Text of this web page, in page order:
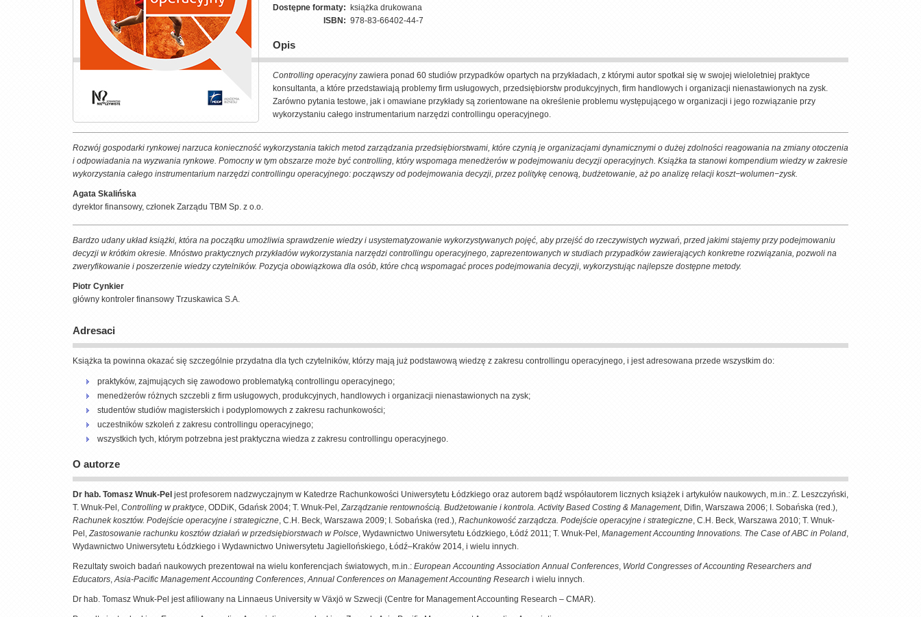
Dostępne formaty: książka drukowana
ISBN: 978-83-66402-44-7
Opis
Controlling operacyjnyzawiera ponad 60 studiów przypadków opartych na przykładach, z którymi autor spotkał się w swojej wieloletniej praktyce
konsultanta, a które przedstawiają problemy firm usługowych, przedsiębiorstw produkcyjnych, firm handlowych i organizacji nienastawionych na zysk.
Zarówno pytania testowe, jak i omawiane przykłady są zorientowane na określenie problemu występującego w organizacji i jego rozwiązanie przy
wykorzystaniu całego instrumentarium narzędzi controllingu operacyjnego.
Rozwój gospodarki rynkowej narzuca konieczność wykorzystania takich metod zarządzania przedsiębiorstwami, które czynią je organizacjami dynamicznymi o dużej zdolności reagowania na zmiany otoczenia
i odpowiadania na wyzwania rynkowe. Pomocny w tym obszarze może być controlling, który wspomaga menedżerów w podejmowaniu decyzji operacyjnych. Książka ta stanowi kompendium wiedzy w zakresie
wykorzystania całego instrumentarium narzędzi controllingu operacyjnego: począwszy od podejmowania decyzji, przez politykę cenową, budżetowanie, aż po analizę relacji koszt−wolumen−zysk.
Agata Skalińska
dyrektor finansowy, członek Zarządu TBM Sp. z o.o.
Bardzo udany układ książki, która na początku umożliwia sprawdzenie wiedzy i usystematyzowanie wykorzystywanych pojęć, aby przejść do rzeczywistych wyzwań, przed jakimi stajemy przy podejmowaniu
decyzji w krótkim okresie. Mnóstwo praktycznych przykładów wykorzystania narzędzi controllingu operacyjnego, zaprezentowanych w studiach przypadków zawierających konkretne rozwiązania, pozwoli na
zweryfikowanie i poszerzenie wiedzy czytelników. Pozycja obowiązkowa dla osób, które chcą wspomagać proces podejmowania decyzji, wykorzystując najlepsze dostępne metody.
Piotr Cynkier
główny kontroler finansowy Trzuskawica S.A.
Adresaci
Książka ta powinna okazać się szczególnie przydatna dla tych czytelników, którzy mają już podstawową wiedzę z zakresu controllingu operacyjnego, i jest adresowana przede wszystkim do:
praktyków, zajmujących się zawodowo problematyką controllingu operacyjnego;
menedżerów różnych szczebli z firm usługowych, produkcyjnych, handlowych i organizacji nienastawionych na zysk;
studentów studiów magisterskich i podyplomowych z zakresu rachunkowości;
uczestników szkoleń z zakresu controllingu operacyjnego;
wszystkich tych, którym potrzebna jest praktyczna wiedza z zakresu controllingu operacyjnego.
O autorze
Dr hab. Tomasz Wnuk-Pel jest profesorem nadzwyczajnym w Katedrze Rachunkowości Uniwersytetu Łódzkiego oraz autorem bądź współautorem licznych książek i artykułów naukowych, m.in.: Z. Leszczyński,
T. Wnuk-Pel, Controlling w praktyce , ODDiK, Gdańsk 2004; T. Wnuk-Pel, Zarządzanie rentownością. Budżetowanie i kontrola. Activity Based Costing & Management, Difin, Warszawa 2006; I. Sobańska (red.),
Rachunek kosztów. Podejście operacyjne i strategiczne , C.H. Beck, Warszawa 2009; I. Sobańska (red.), Rachunkowość zarządcza. Podejście operacyjne i strategiczne , C.H. Beck, Warszawa 2010; T. Wnuk-
Pel, Zastosowanie rachunku kosztów działań w przedsiębiorstwach w Polsce , Wydawnictwo Uniwersytetu Łódzkiego, Łódź 2011; T. Wnuk-Pel, Management Accounting Innovations. The Case of ABC in Poland
Wydawnictwo Uniwersytetu Łódzkiego i Wydawnictwo Uniwersytetu Jagiellońskiego, Łódź–Kraków 2014, i wielu innych.
Rezultaty swoich badań naukowych prezentował na wielu konferencjach światowych, m.in.: European Accounting Association Annual Conferences World Congresses of Accounting Researchers and
Educators Asia-Pacific Management Accounting Conferences Annual Conferences on Management Accounting Research i wielu innych.
Dr hab. Tomasz Wnuk-Pel jest afiliowany na Linnaeus University w Växjö w Szwecji (Centre for Management Accounting Research – CMAR).